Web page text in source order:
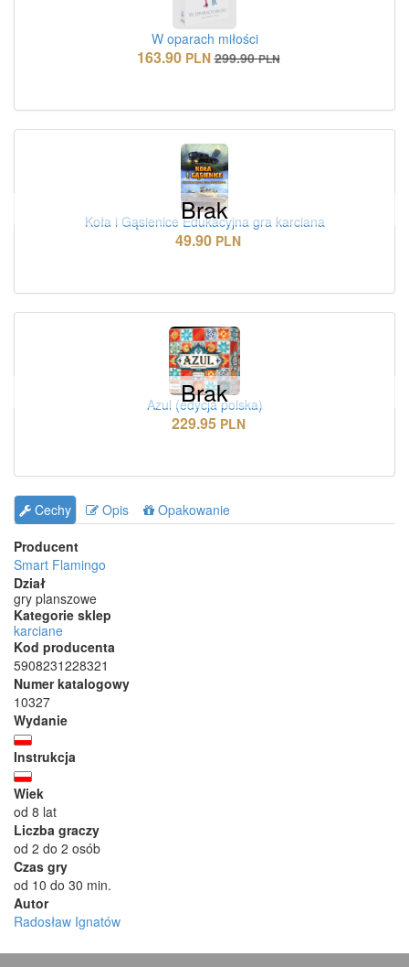
W oparach miłości
163.90 PLN 299.90 PLN
Brak
Koła i Gąsienice Edukacyjna gra karciana
49.90 PLN
Brak
Azul (edycja polska)
229.95 PLN
Cechy Opis
Opakowanie
Producent
Smart Flamingo
Dział
gry planszowe
Kategorie sklep
karciane
Kod producenta
5908231228321
Numer katalogowy
10327
Wydanie
Instrukcja
Wiek
od 8 lat
Liczba graczy
od 2 do 2 osób
Czas gry
od 10 do 30 min.
Autor
Radosław Ignatów